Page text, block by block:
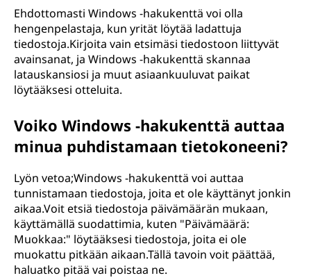
Ehdottomasti Windows -hakukenttä voi olla
hengenpelastaja, kun yrität löytää ladattuja
tiedostoja.Kirjoita vain etsimäsi tiedostoon liittyvät
avainsanat, ja Windows -hakukenttä skannaa
latauskansiosi ja muut asiaankuuluvat paikat
löytääksesi otteluita.
Voiko Windows -hakukenttä auttaa
minua puhdistamaan tietokoneeni?
Lyön vetoa;Windows -hakukenttä voi auttaa
tunnistamaan tiedostoja, joita et ole käyttänyt jonkin
aikaa.Voit etsiä tiedostoja päivämäärän mukaan,
käyttämällä suodattimia, kuten "Päivämäärä:
Muokkaa:" löytääksesi tiedostoja, joita ei ole
muokattu pitkään aikaan.Tällä tavoin voit päättää,
haluatko pitää vai poistaa ne.